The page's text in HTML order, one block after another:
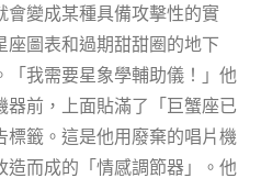
會變成某種具備攻擊性的實
圖表和過期甜甜圈的地下
「我需要星象學輔助儀！」他
前，上面貼滿了「巨蟹座已
籤。這是他用廢棄的唱片機
而成的「情感調節器」。他